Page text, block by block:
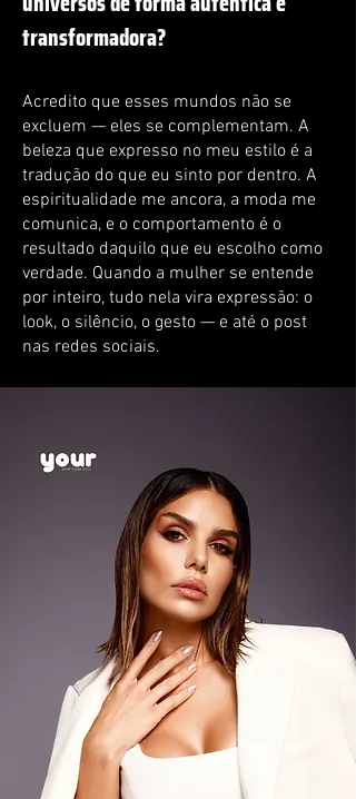
transformadora?
Acredito que esses mundos não se
excluem — eles se complementam. A
beleza que expresso no meu estilo é a
tradução do que eu sinto por dentro. A
espiritualidade me ancora, a moda me
comunica, e o comportamento é o
resultado daquilo que eu escolho como
verdade. Quando a mulher se entende
por inteiro, tudo nela vira expressão: o
look, o silêncio, o gesto — e até o post
nas redes sociais.